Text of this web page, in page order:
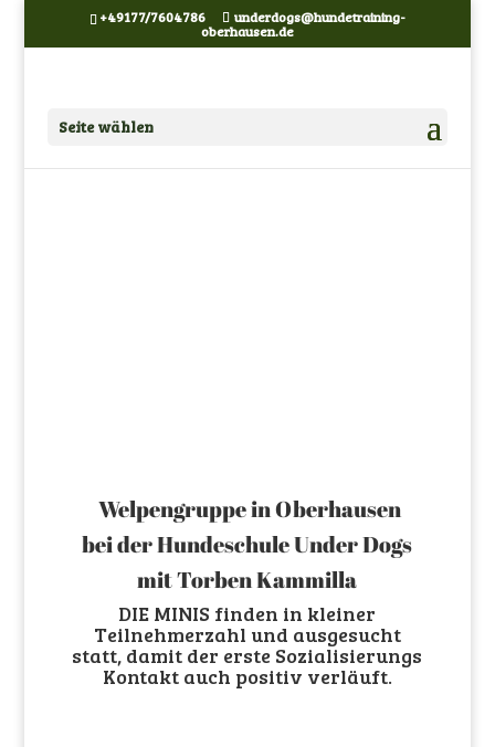
+49177/7604786
underdogs@hundetraining-
oberhausen.de
Seite wählen
Welpengruppe in Oberhausen
bei der Hundeschule Under Dogs
mit Torben Kammilla
DIE MINIS finden in kleiner
Teilnehmerzahl und ausgesucht
statt, damit der erste Sozialisierungs
Kontakt auch positiv verläuft.